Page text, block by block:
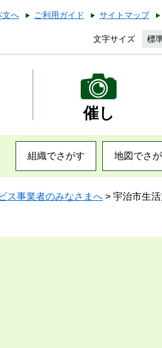
文へ ご利用ガイド サイトマップ
文字サイズ 標
催し
組織でさがす 地図でさ
ス事業者のみなさまへ > 宇治市生